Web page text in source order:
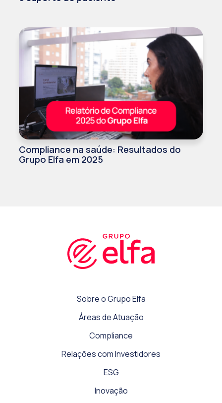
Compliance na saúde: Resultados do
Grupo Elfa em 2025
Sobre o Grupo Elfa
Áreas de Atuação
Compliance
Relações com Investidores
ESG
Inovação